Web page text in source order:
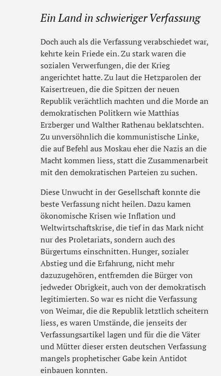
Ein Land in schwieriger Verfassung
Doch auch als die Verfassung verabschiedet war,
kehrte kein Friede ein. Zu stark waren die
sozialen Verwerfungen, die der Krieg
angerichtet hatte. Zu laut die Hetzparolen der
Kaisertreuen, die die Spitzen der neuen
Republik verächtlich machten und die Morde an
demokratischen Politkern wie Matthias
Erzberger und Walther Rathenau beklatschten.
Zu unversöhnlich die kommunistische Linke,
die auf Befehl aus Moskau eher die Nazis an die
Macht kommen liess, statt die Zusammenarbeit
mit den demokratischen Parteien zu suchen.
Diese Unwucht in der Gesellschaft konnte die
beste Verfassung nicht heilen. Dazu kamen
ökonomische Krisen wie Inflation und
Weltwirtschaftskrise, die tief in das Mark nicht
nur des Proletariats, sondern auch des
Bürgertums einschnitten. Hunger, sozialer
Abstieg und die Erfahrung, nicht mehr
dazuzugehören, entfremden die Bürger von
jedweder Obrigkeit, auch von der demokratisch
legitimierten. So war es nicht die Verfassung
von Weimar, die die Republik letztlich scheitern
liess, es waren Umstände, die jenseits der
Verfassungsartikel lagen und für die die Väter
und Mütter dieser ersten deutschen Verfassung
mangels prophetischer Gabe kein Antidot
einbauen konnten.